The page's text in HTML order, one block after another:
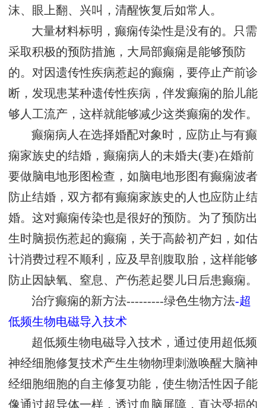
沫、眼上翻、兴叫，清醒恢复后如常人。
大量材料标明，癫痫传染性是没有的。只需
采取积极的预防措施，大局部癫痫是能够预防
的。对因遗传性疾病惹起的癫痫，要停止产前诊
断，发现患某种遗传性疾病，伴发癫痫的胎儿能
够人工流产，这样就能够减少这类癫痫的发作。
癫痫病人在选择婚配对象时，应防止与有癫
痫家族史的结婚，癫痫病人的未婚夫(妻)在婚前
要做脑电地形图检查，如脑电地形图有癫痫波者
防止结婚，双方都有癫痫家族史的人也应防止结
婚。这对癫痫传染也是很好的预防。为了预防出
生时脑损伤惹起的癫痫，关于高龄初产妇，如估
计消费过程不顺利，应及早剖腹取胎，这样能够
防止因缺氧、窒息、产伤惹起婴儿日后患癫痫。
治疗癫痫的新方法---------绿色生物方法-超
低频生物电磁导入技术
超低频生物电磁导入技术，通过使用超低频
神经细胞修复技术产生生物物理刺激唤醒大脑神
经细胞细胞的自主修复功能，使生物活性因子能
像通过超导体一样，透过血脑屏障，直达受损的